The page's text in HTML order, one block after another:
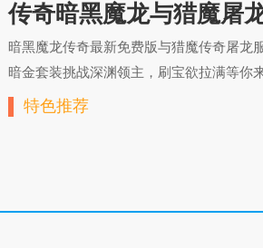
传奇暗黑魔龙与猎魔屠
暗黑魔龙传奇最新免费版与猎魔传奇屠龙
暗金套装挑战深渊领主，刷宝欲拉满等你来
特色推荐